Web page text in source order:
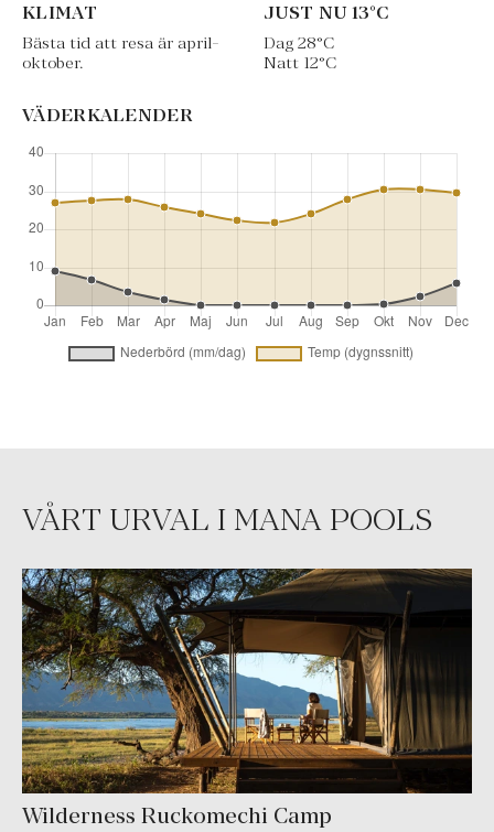
KLIMAT
Bästa tid att resa är april-
oktober.
JUST NU 13°C
Dag 28°C
Natt 12°C
VÄDERKALENDER
VÅRT URVAL I MANA POOLS
Wilderness Ruckomechi Camp